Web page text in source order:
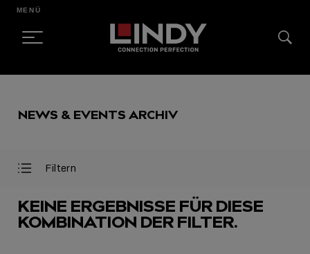
CONTENT
MENÜ
NEWS & EVENTS ARCHIV
Filter
Filter
Filtern
KEINE ERGEBNISSE FÜR DIESE
KOMBINATION DER FILTER.